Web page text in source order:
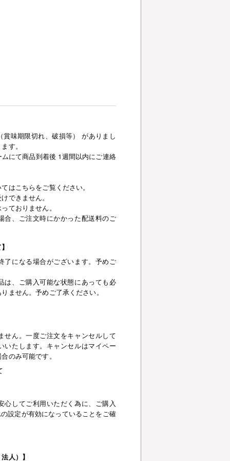
味期限切れ、破損等） がありまし
す。
にて商品到着後 1週間以内にご連絡
はこちらをご覧ください。
できません。
ておりません。
合、ご注文時にかかった配送料のご
了になる場合がございます。予めご
は、ご購入可能な状態にあっても必
ません。予めご了承ください。
せん。一度ご注文をキャンセルして
いたします。キャンセルはマイペー
のみ可能です。
心してご利用いただく為に、ご購入
設定が有効になっていることをご確
人）】